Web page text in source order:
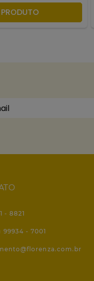
À SACOLA
- 8821
99934 - 7001